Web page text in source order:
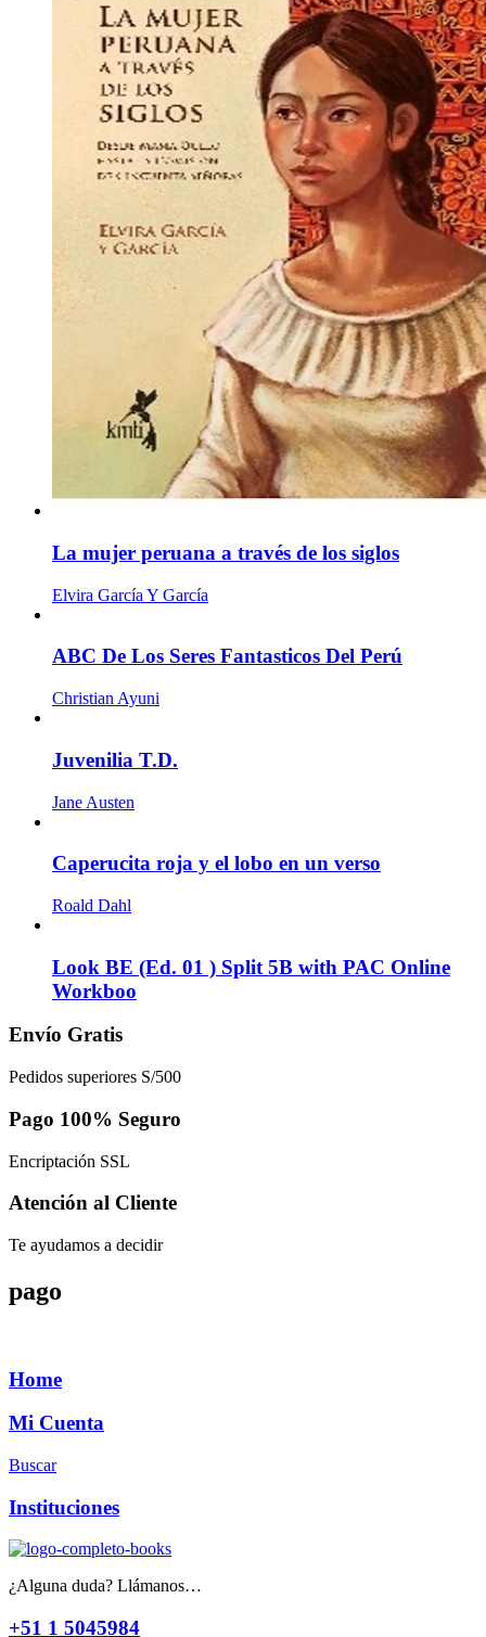
La mujer peruana a través de los siglos
Elvira García Y García
ABC De Los Seres Fantasticos Del Perú
Christian Ayuni
Juvenilia T.D.
Jane Austen
Caperucita roja y el lobo en un verso
Roald Dahl
Look BE (Ed. 01 ) Split 5B with PAC Online
Workboo
Envío Gratis
Pedidos superiores S/500
Pago 100% Seguro
Encriptación SSL
Atención al Cliente
Te ayudamos a decidir
pago
Home
Mi Cuenta
Buscar
Instituciones
¿Alguna duda? Llámanos…
+51 1 5045984